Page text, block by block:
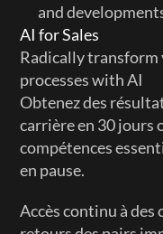
and
AI for Sales
Radically transform
processes with AI
Obtenez des
carrière en 30 jours
compétences
en pause.
Accès continu à des